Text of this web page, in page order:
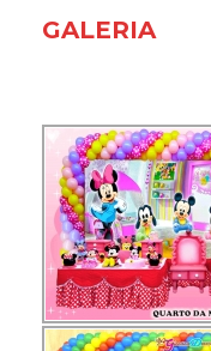
GALERIA